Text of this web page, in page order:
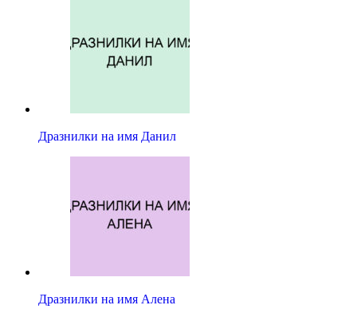
Дразнилки на имя Данил
Дразнилки на имя Алена